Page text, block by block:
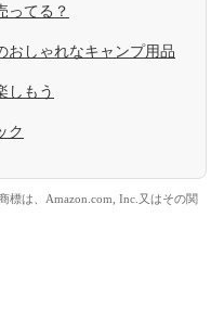
ってる？
おしゃれなキャンプ用品
しもう
ク
標は、Amazon.com, Inc.又はその関